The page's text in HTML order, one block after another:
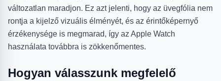
változatlan maradjon. Ez azt jelenti, hogy az üvegfólia nem
rontja a kijelző vizuális élményét, és az érintőképernyő
érzékenysége is megmarad, így az Apple Watch
használata továbbra is zökkenőmentes.
Hogyan válasszunk megfelelő